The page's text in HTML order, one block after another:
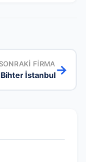
SONRAKI FIRMA
Bihter İstanbul→